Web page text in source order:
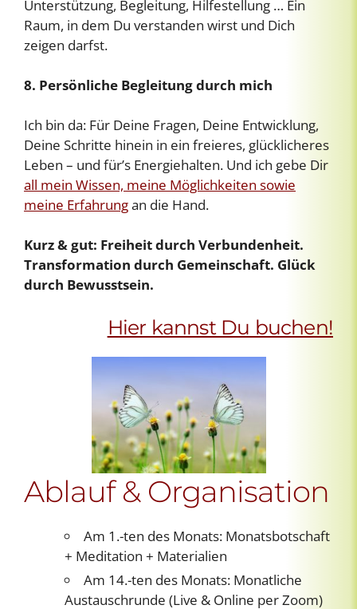
Unterstützung, Begleitung, Hilfestellung … Ein
Raum, in dem Du verstanden wirst und Dich
zeigen darfst.
8. Persönliche Begleitung durch mich
Ich bin da: Für Deine Fragen, Deine Entwicklung,
Deine Schritte hinein in ein freieres, glücklicheres
Leben – und für’s Energiehalten. Und ich gebe Dir
all mein Wissen, meine Möglichkeiten sowie
meine Erfahrungan die Hand.
Kurz & gut: Freiheit durch Verbundenheit.
Transformation durch Gemeinschaft. Glück
durch Bewusstsein.
Hier kannst Du buchen!
Ablauf & Organisation
Am 1.-ten des Monats: Monatsbotschaft
+ Meditation + Materialien
Am 14.-ten des Monats: Monatliche
Austauschrunde (Live & Online per Zoom)